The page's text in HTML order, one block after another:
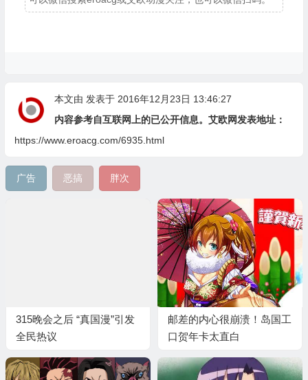
本文由 发表于 2016年12月23日 13:46:27
内容参考自互联网上的已公开信息。艾欧网发表地址：
https://www.eroacg.com/6935.html
广告 恶搞 胖次
315晚会之后 “真国漫”引发
全民热议
邮差的内心很崩溃！岛国工
口贺年卡太直白